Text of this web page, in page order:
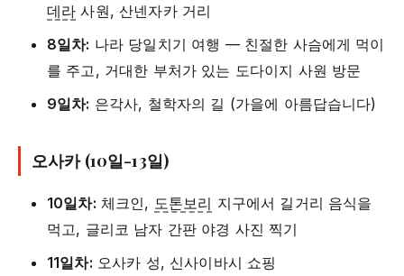
데라 사원, 산넨자카 거리
8일차: 나라 당일치기 여행 — 친절한 사슴에게 먹이
를 주고, 거대한 부처가 있는 도다이지 사원 방문
9일차: 은각사, 철학자의 길 (가을에 아름답습니다)
오사카 (10일-13일)
10일차: 체크인, 도톤보리 지구에서 길거리 음식을
먹고, 글리코 남자 간판 야경 사진 찍기
11일차: 오사카 성, 신사이바시 쇼핑